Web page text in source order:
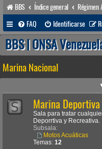
BBS Índice general
FAQ
Identificarse
BBS | ONSA
Marina Nacional
Marina
Sala para tratar
Deporrtiva y Recreativa.
Subsala:
Motos Acuáticas
Temas: 12